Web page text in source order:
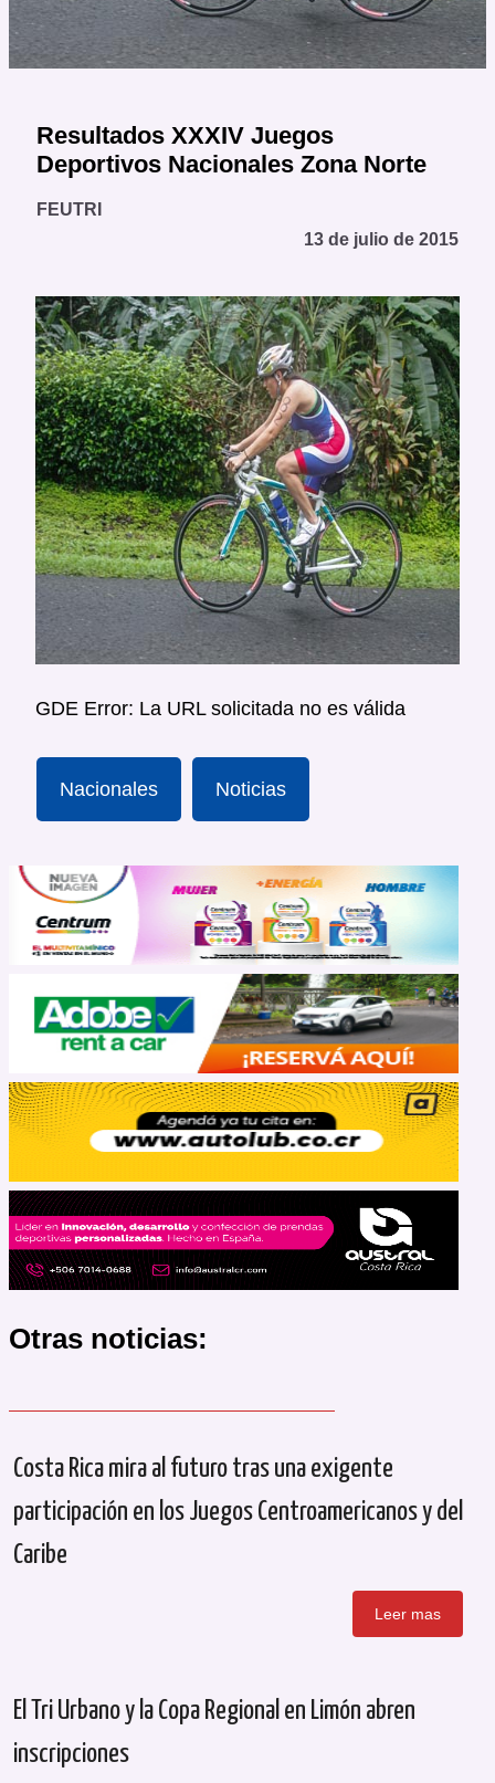
Resultados XXXIV Juegos
Deportivos Nacionales Zona Norte
FEUTRI
13 de julio de 2015
GDE Error: La URL solicitada no es válida
Nacionales Noticias
Otras noticias:
Costa Rica mira al futuro tras una exigente
participación en los Juegos Centroamericanos y del
Caribe
Leer mas
El Tri Urbano y la Copa Regional en Limón abren
inscripciones